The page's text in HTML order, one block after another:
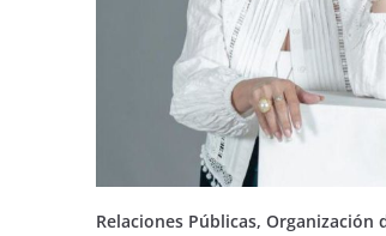
Relaciones Públicas, Organización